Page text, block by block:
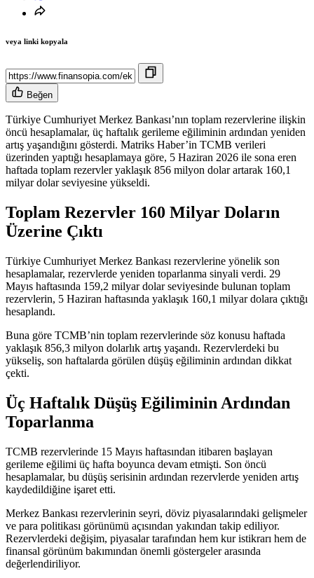
veya linki kopyala
Beğen
Türkiye Cumhuriyet Merkez Bankası’nın toplam rezervlerine ilişkin
öncü hesaplamalar, üç haftalık gerileme eğiliminin ardından yeniden
artış yaşandığını gösterdi. Matriks Haber’in TCMB verileri
üzerinden yaptığı hesaplamaya göre, 5 Haziran 2026 ile sona eren
haftada toplam rezervler yaklaşık 856 milyon dolar artarak 160,1
milyar dolar seviyesine yükseldi.
Toplam Rezervler 160 Milyar Doların
Üzerine Çıktı
Türkiye Cumhuriyet Merkez Bankası rezervlerine yönelik son
hesaplamalar, rezervlerde yeniden toparlanma sinyali verdi. 29
Mayıs haftasında 159,2 milyar dolar seviyesinde bulunan toplam
rezervlerin, 5 Haziran haftasında yaklaşık 160,1 milyar dolara çıktığı
hesaplandı.
Buna göre TCMB’nin toplam rezervlerinde söz konusu haftada
yaklaşık 856,3 milyon dolarlık artış yaşandı. Rezervlerdeki bu
yükseliş, son haftalarda görülen düşüş eğiliminin ardından dikkat
çekti.
Üç Haftalık Düşüş Eğiliminin Ardından
Toparlanma
TCMB rezervlerinde 15 Mayıs haftasından itibaren başlayan
gerileme eğilimi üç hafta boyunca devam etmişti. Son öncü
hesaplamalar, bu düşüş serisinin ardından rezervlerde yeniden artış
kaydedildiğine işaret etti.
Merkez Bankası rezervlerinin seyri, döviz piyasalarındaki gelişmeler
ve para politikası görünümü açısından yakından takip ediliyor.
Rezervlerdeki değişim, piyasalar tarafından hem kur istikrarı hem de
finansal görünüm bakımından önemli göstergeler arasında
değerlendiriliyor.